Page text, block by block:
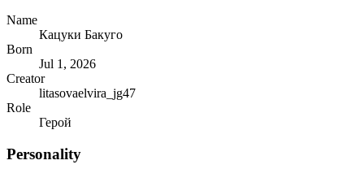
Name
Кацуки Бакуго
Born
Jul 1, 2026
Creator
litasovaelvira_jg47
Role
Герой
Personality